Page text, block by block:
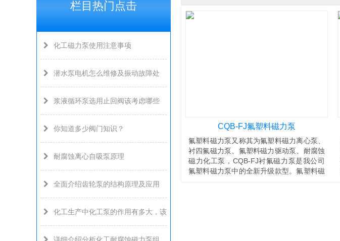
栏目热门点击
化工磁力泵使用注意事项
潜水泵电机怎么维修及振动故障处
浆液循环泵选用止回阀该考虑哪些
你知道多少阀门知识？
耐腐蚀离心自吸泵原理
全面介绍齿轮泵的结构原理及应用
化工生产中化工泵的作用有多大，该
CQB-FJ氟塑料磁力泵
氟塑料磁力泵又称其为氟塑料磁力离心泵、
衬四氟磁力泵、氟塑料磁力驱动泵、耐腐蚀
磁力化工泵，CQB-FJ衬氟磁力泵是我公司
氟塑料磁力泵中的全新升级款型。氟塑料磁